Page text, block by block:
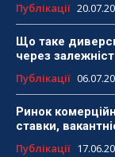
Публікації
Що таке
через
Публікації
Ринок
ставки,
Публікації